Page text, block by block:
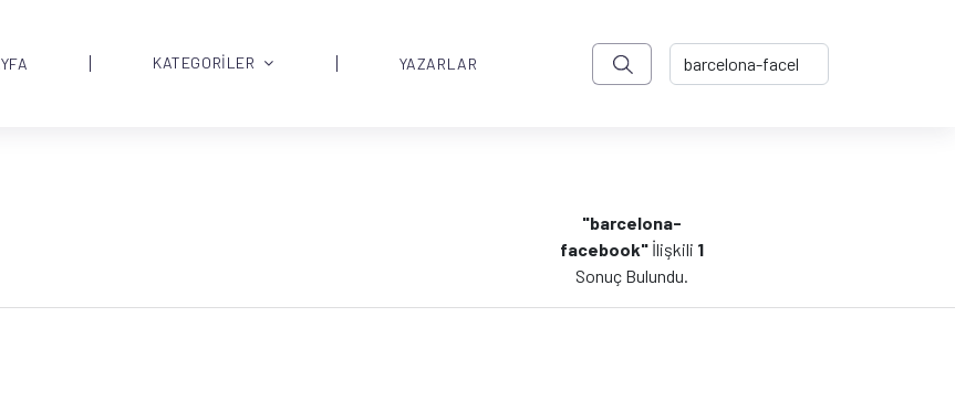
KATEGORİLER YAZARLAR
"barcelona-
facebook" İlişkili 1
Sonuç Bulundu.